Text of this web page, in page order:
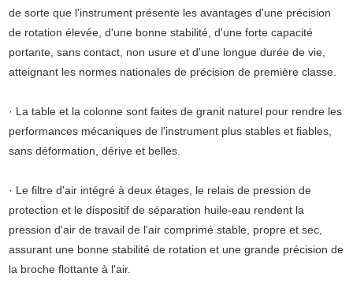
de sorte que l'instrument présente les avantages d'une précision
de rotation élevée, d'une bonne stabilité, d'une forte capacité
portante, sans contact, non usure et d'une longue durée de vie,
atteignant les normes nationales de précision de première classe.
· La table et la colonne sont faites de granit naturel pour rendre les
performances mécaniques de l'instrument plus stables et fiables,
sans déformation, dérive et belles.
· Le filtre d'air intégré à deux étages, le relais de pression de
protection et le dispositif de séparation huile-eau rendent la
pression d'air de travail de l'air comprimé stable, propre et sec,
assurant une bonne stabilité de rotation et une grande précision de
la broche flottante à l'air.